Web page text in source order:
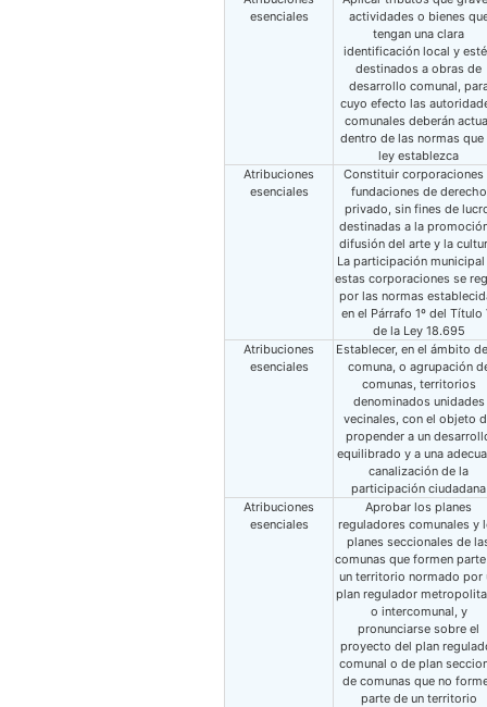
esenciales
actividades o bienes
tengan una clara
identificación local y
destinados a obras de
desarrollo comunal,
cuyo efecto las
comunales deberán
dentro de las normas que
ley establezca
Atribuciones
esenciales
Constituir corporaciones
fundaciones de derecho
privado, sin fines de
destinadas a la
difusión del arte y la
La participación municipal
estas corporaciones se
por las normas
en el Párrafo 1º del Título
de la Ley 18.695
Atribuciones
esenciales
Establecer, en el ámbito
comuna, o agrupación
comunas, territorios
denominados unidades
vecinales, con el objeto
propender a un
equilibrado y a una
canalización de la
participación ciudadana
Atribuciones
esenciales
Aprobar los planes
reguladores comunales y
planes seccionales de
comunas que formen
un territorio normado por
plan regulador
o intercomunal, y
pronunciarse sobre el
proyecto del plan
comunal o de plan
de comunas que no
parte de un territorio